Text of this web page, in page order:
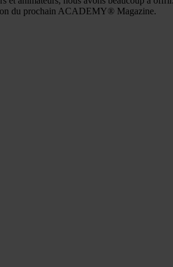
du prochain ACADEMY® Magazine.